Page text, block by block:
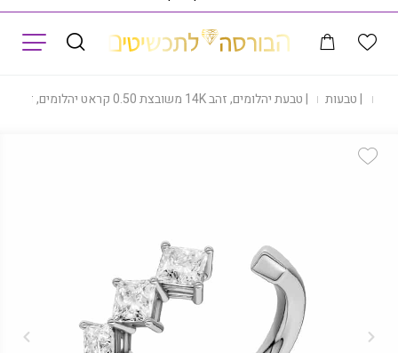
|טבעות |טבעת יהלומים, זהב 14K משובצת 0.50 קראט יהלומים, דגם RDSRF31113